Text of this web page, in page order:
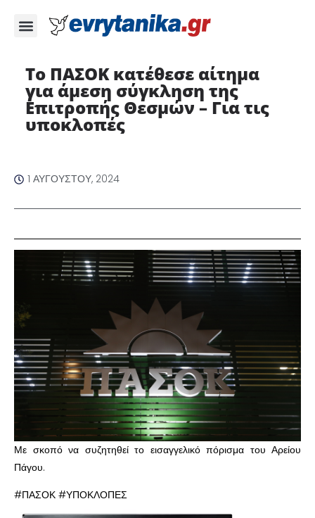
Το ΠΑΣΟΚ κατέθεσε αίτημα
για άμεση σύγκληση της
Επιτροπής Θεσμών – Για τις
υποκλοπές
1 ΑΥΓΟΎΣΤΟΥ, 2024
Με σκοπό να συζητηθεί το εισαγγελικό πόρισμα του Αρείου
Πάγου.
#ΠΑΣΟΚ #ΥΠΟΚΛΟΠΕΣ